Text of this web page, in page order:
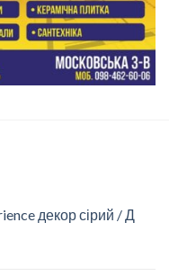
декор сірий / Д